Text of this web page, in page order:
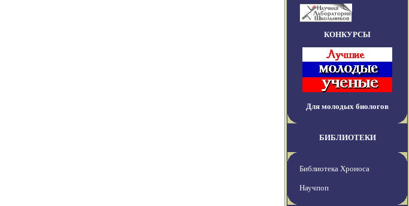
КОНКУРСЫ
Для молодых биологов
БИБЛИОТЕКИ
Библиотека Хроноса
Научпоп